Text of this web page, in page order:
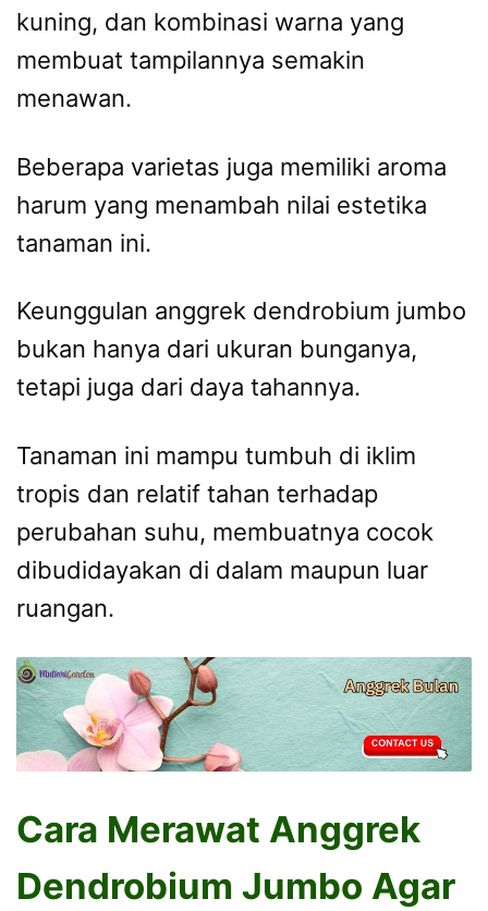
kuning, dan kombinasi warna yang
membuat tampilannya semakin
menawan.
Beberapa varietas juga memiliki aroma
harum yang menambah nilai estetika
tanaman ini.
Keunggulan anggrek dendrobium jumbo
bukan hanya dari ukuran bunganya,
tetapi juga dari daya tahannya.
Tanaman ini mampu tumbuh di iklim
tropis dan relatif tahan terhadap
perubahan suhu, membuatnya cocok
dibudidayakan di dalam maupun luar
ruangan.
Cara Merawat Anggrek
Dendrobium Jumbo Agar